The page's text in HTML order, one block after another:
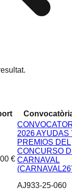
€
2026 AYUDAS
PREMIOS DEL
CONCURSO
CARNAVAL
AJ933-25-060